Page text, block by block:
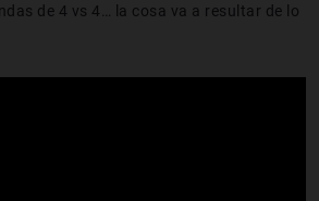
de 4 vs 4… la cosa va a resultar de lo